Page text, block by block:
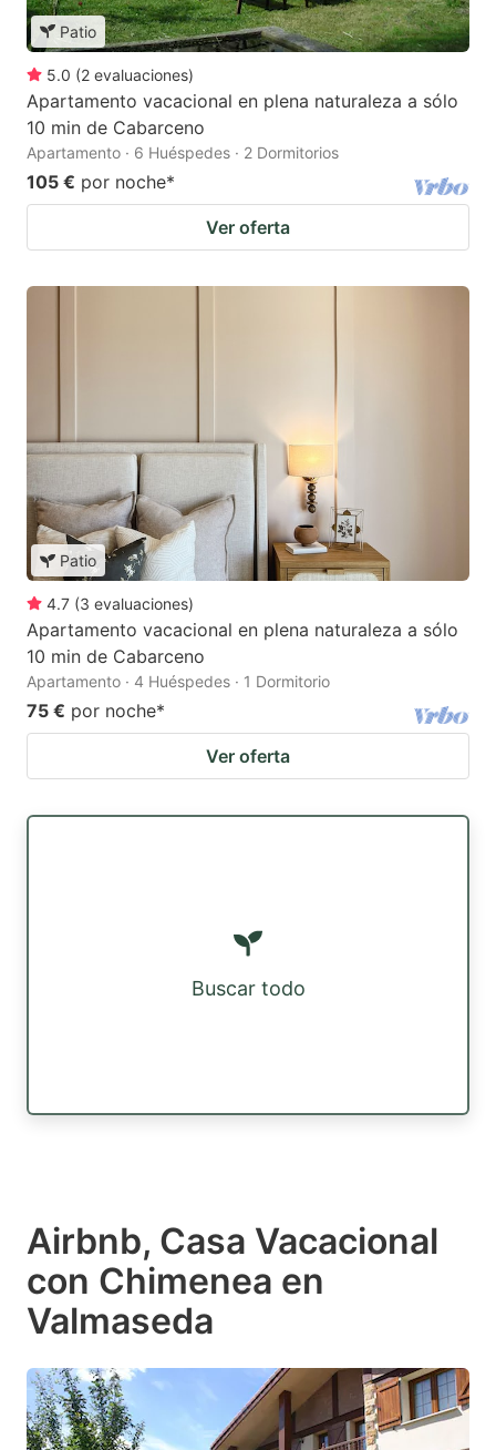
Patio
5.0 (2 evaluaciones)
Apartamento vacacional en plena naturaleza a sólo
10 min de Cabarceno
Apartamento · 6 Huéspedes · 2 Dormitorios
105 € por noche*
Ver oferta
Patio
4.7 (3 evaluaciones)
Apartamento vacacional en plena naturaleza a sólo
10 min de Cabarceno
Apartamento · 4 Huéspedes · 1 Dormitorio
75 € por noche*
Ver oferta
Buscar todo
Airbnb, Casa Vacacional
con Chimenea en
Valmaseda